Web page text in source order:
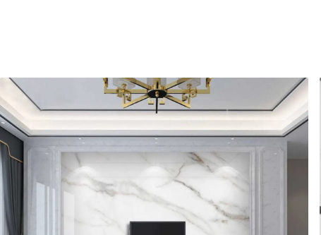
Jūs varat pievienot lakas
Tapetes var viegli notīrīt ar
tīrīt ar ūdeni.
Piemērošanas metode Viengabala lietojums
Pieejamie materiāli